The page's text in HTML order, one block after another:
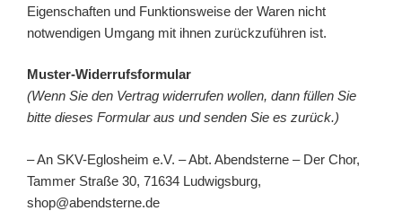
Eigenschaften und Funktionsweise der Waren nicht
notwendigen Umgang mit ihnen zurückzuführen ist.
Muster-Widerrufsformular
(Wenn Sie den Vertrag widerrufen wollen, dann füllen Sie
bitte dieses Formular aus und senden Sie es zurück.)
– An SKV-Eglosheim e.V. – Abt. Abendsterne – Der Chor,
Tammer Straße 30, 71634 Ludwigsburg,
shop@abendsterne.de